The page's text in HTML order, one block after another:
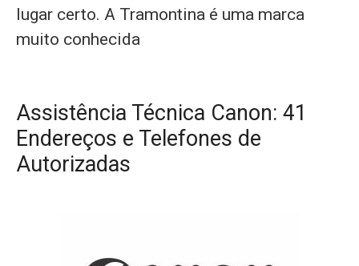
lugar certo. A Tramontina é uma marca
muito conhecida
Assistência Técnica Canon: 41
Endereços e Telefones de
Autorizadas